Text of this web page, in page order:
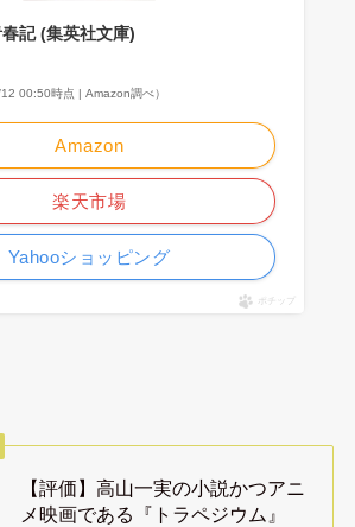
記 (集英社文庫)
00:50時点 | Amazon調べ）
Amazon
楽天市場
Yahooショッピング
ポチップ
【評価】高山一実の小説かつアニ
メ映画である『トラペジウム』